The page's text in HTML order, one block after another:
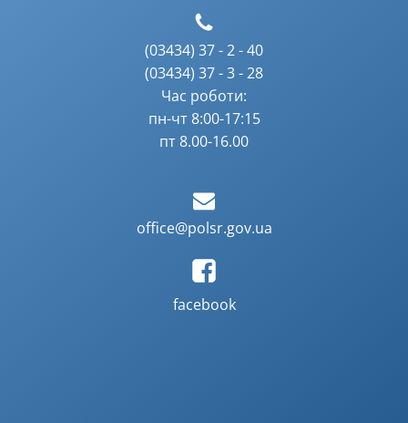
(03434) 37 - 2 - 40
(03434) 37 - 3 - 28
Час роботи:
пн-чт 8:00-17:15
пт 8.00-16.00
office@polsr.gov.ua
facebook